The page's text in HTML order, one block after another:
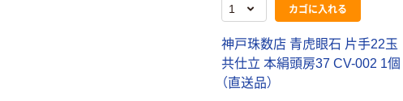
カゴに入れる
神戸珠数店 青虎眼石 片手22玉
共仕立 本絹頭房37 CV-002 1個
（直送品）